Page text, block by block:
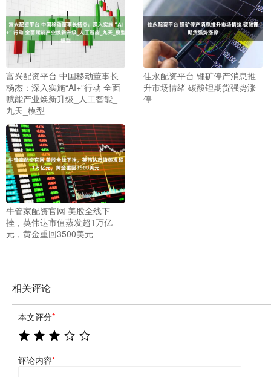
富兴配资平台 中国移动董事长
杨杰：深入实施“AI+”行动 全面
赋能产业焕新升级_人工智能_
九天_模型
佳永配资平台 锂矿停产消息推
升市场情绪 碳酸锂期货强势涨
停
牛管家配资官网 美股全线下
挫，英伟达市值蒸发超1万亿
元，黄金重回3500美元
相关评论
本文评分*
评论内容*